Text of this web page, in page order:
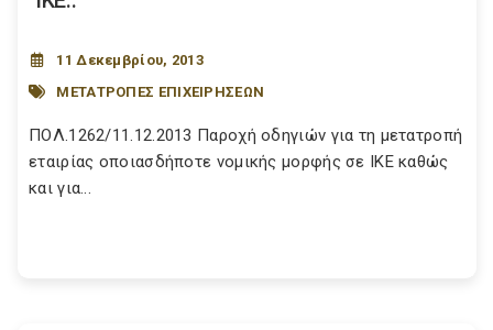
11 Δεκεμβρίου, 2013
ΜΕΤΑΤΡΟΠΕΣ ΕΠΙΧΕΙΡΗΣΕΩΝ
ΠΟΛ.1262/11.12.2013 Παροχή οδηγιών για τη μετατροπή
εταιρίας οποιασδήποτε νομικής μορφής σε ΙΚΕ καθώς
και για...